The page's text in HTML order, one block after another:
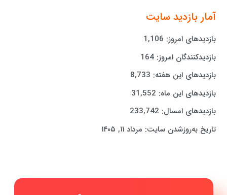
آمار بازدید سایت
بازدیدهای امروز: 1,106
بازدیدکنندگان امروز:164
بازدیدهای این هفته: 8,733
بازدیدهای این ماه: 31,552
بازدیدهای امسال: 233,742
تاریخ به‌روزشدن سایت: مرداد ۱۱, ۱۴۰۵